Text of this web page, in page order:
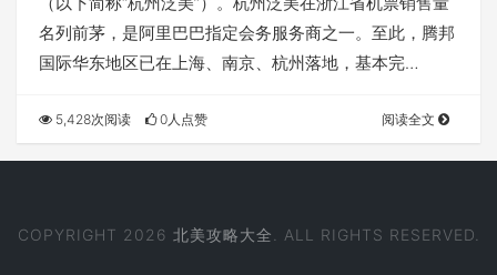
名列前茅，是阿里巴巴指定会务服务商之一。至此，腾邦
国际华东地区已在上海、南京、杭州落地，基本完…
5,428次阅读 0人点赞 阅读全文
COPYRIGHT 2026 北美攻略大全 . ALL RIGHTS RESERVED.